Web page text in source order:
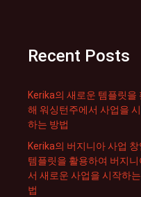
Recent Posts
Kerika의 새로운 템플릿을
해 워싱턴주에서 사업을
하는 방법
Kerika의 버지니아 사업 창
템플릿을 활용하여 버지니
서 새로운 사업을 시작하
법